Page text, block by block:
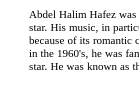
Abdel Halim Hafez
star. His music, in
because of its romantic
in the 1960's, he was
star. He was known as